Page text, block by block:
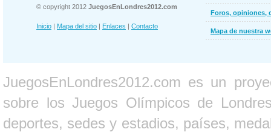
© copyright 2012 JuegosEnLondres2012.com
Inicio | Mapa del sitio | Enlaces | Contacto
Foros, opiniones,
Mapa de nuestra
JuegosEnLondres2012.com es un
sobre los Juegos Olímpicos de
deportes, sedes y estadios, países,